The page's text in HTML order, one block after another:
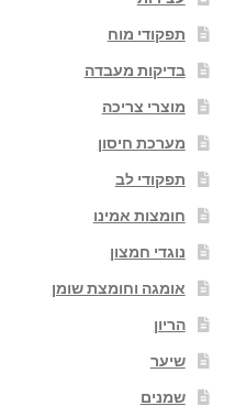
תפקודי מוח
בדיקות מעבדה
מוצרי צריכה
מערכת חיסון
תפקודי לב
חומצות אמינו
נוגדי חמצון
אומגה וחומצת שומן
הריון
שיער
שמנים